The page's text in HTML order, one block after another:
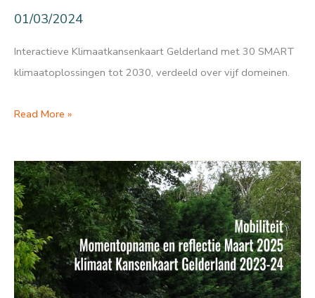
01/03/2024
Interactieve Klimaatkansenkaart Gelderland met 30 SMART
klimaatoplossingen tot 2030, verdeeld over vijf domeinen.
Klimaatkansenkaart
Read More »